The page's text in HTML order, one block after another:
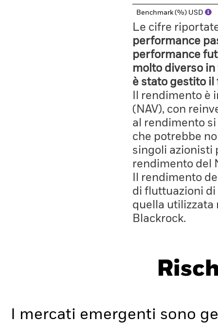
Benchmark (%) USD
Le cifre
performance
performance
molto diverso
è stato gestito il
Il rendimento è
(NAV), con
al rendimento si
che potrebbe
singoli azionisti
rendimento del
Il rendimento
di fluttuazioni di
quella utilizzata
Blackrock.
I mercati emergenti sono